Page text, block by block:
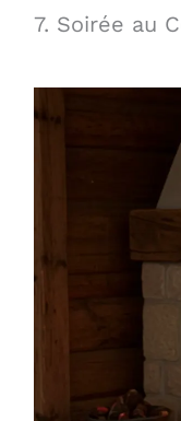
7. Soirée au